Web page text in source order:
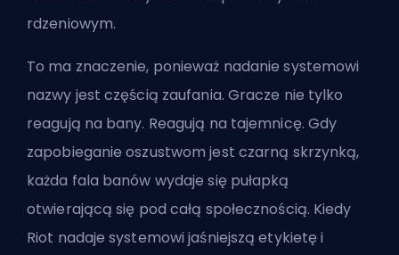
rdzeniowym.
To ma znaczenie, ponieważ nadanie systemowi
nazwy jest częścią zaufania. Gracze nie tylko
reagują na bany. Reagują na tajemnicę. Gdy
zapobieganie oszustwom jest czarną skrzynką,
każda fala banów wydaje się pułapką
otwierającą się pod całą społecznością. Kiedy
Riot nadaje systemowi jaśniejszą etykietę i